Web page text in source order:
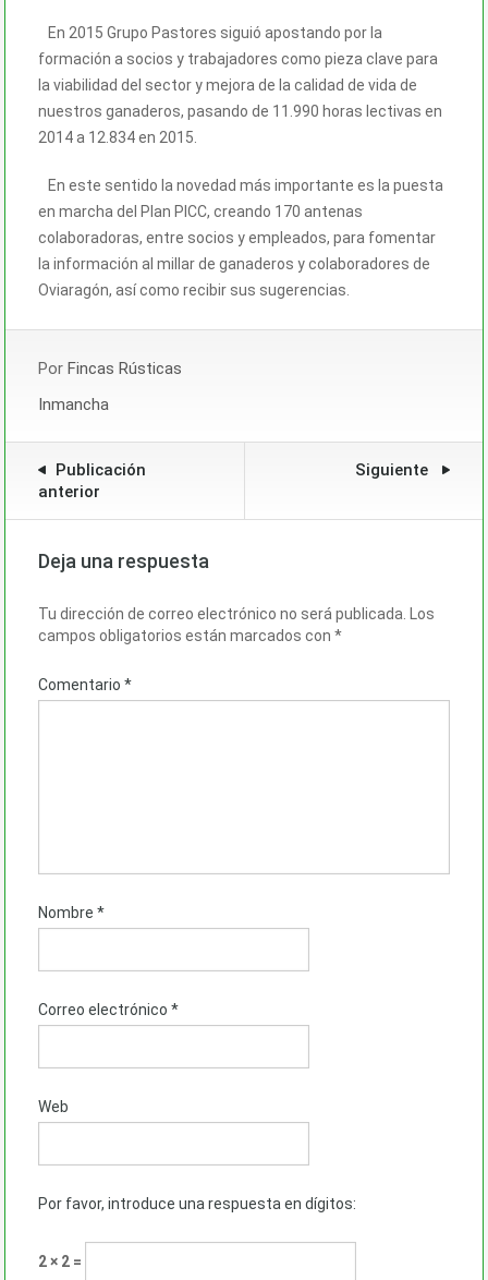
En 2015 Grupo Pastores siguió apostando por la
formación a socios y trabajadores como pieza clave para
la viabilidad del sector y mejora de la calidad de vida de
nuestros ganaderos, pasando de 11.990 horas lectivas en
2014 a 12.834 en 2015.
En este sentido la novedad más importante es la puesta
en marcha del Plan PICC, creando 170 antenas
colaboradoras, entre socios y empleados, para fomentar
la información al millar de ganaderos y colaboradores de
Oviaragón, así como recibir sus sugerencias.
Por Fincas Rústicas
Inmancha
Publicación
anterior
Siguiente
Deja una respuesta
Tu dirección de correo electrónico no será publicada. Los
campos obligatorios están marcados con *
Comentario *
Nombre *
Correo electrónico *
Web
Por favor, introduce una respuesta en dígitos:
2 × 2 =